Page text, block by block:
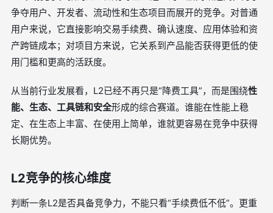
争夺用户、开发者、流动性和生态项目而展开的竞争。对普通
用户来说，它直接影响交易手续费、确认速度、应用体验和资
产跨链成本；对项目方来说，它关系到产品能否获得更低的使
用门槛和更高的活跃度。
从当前行业发展看，L2已经不再只是“降费工具”，而是围绕性
能、生态、工具链和安全形成的综合赛道。谁能在性能上稳
定、在生态上丰富、在使用上简单，谁就更容易在竞争中获得
长期优势。
L2竞争的核心维度
判断一条L2是否具备竞争力，不能只看“手续费低不低”。更重